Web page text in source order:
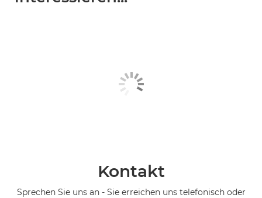
Kontakt
Sprechen Sie uns an - Sie erreichen uns telefonisch oder